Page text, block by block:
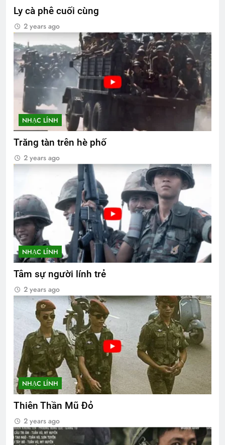
Ly cà phê cuối cùng
2 years ago
NHẠC LÍNH
Trăng tàn trên hè phố
2 years ago
NHẠC LÍNH
Tâm sự người lính trẻ
2 years ago
NHẠC LÍNH
Thiên Thần Mũ Đỏ
2 years ago